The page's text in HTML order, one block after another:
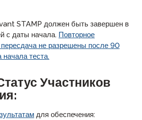
STAMP должен быть завершен в
с даты начала. Повторное
не разрешены после 90
теста.
Участников
для обеспечения: